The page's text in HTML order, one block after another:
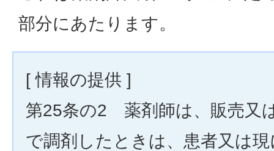
部分にあたります。
[ 情報の提供 ]
第25条の2 薬剤師は、販売又
で調剤したときは、患者又は